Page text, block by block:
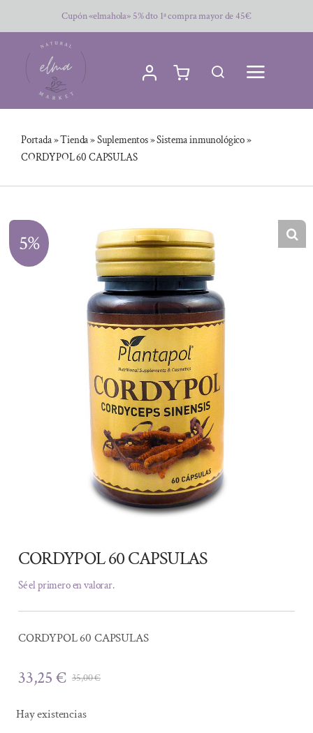
al
contenido
Cupón «elmahola» 5% dto 1ª compra mayor de 45€
Portada»Tienda»Suplementos»Sistema inmunológico»
CORDYPOL 60 CAPSULAS
5%
CORDYPOL 60 CAPSULAS
Sé el primero en valorar.
CORDYPOL 60 CAPSULAS
35,00€El
33,25€
El
Hay existencias